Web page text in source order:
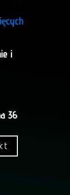
i
36